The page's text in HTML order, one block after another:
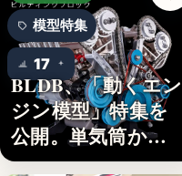
模型特集
17
BLDB、「動くエン
ジン模型」特集を
公開。単気筒から
V8…